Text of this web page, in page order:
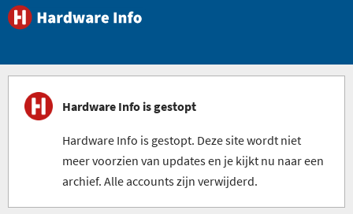
Hardware Info is gestopt
Hardware Info is gestopt. Deze site wordt niet
meer voorzien van updates en je kijkt nu naar een
archief. Alle accounts zijn verwijderd.